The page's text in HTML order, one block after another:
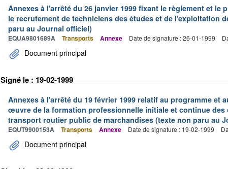
Annexes à l'arrêté du 26 janvier 1999 fixant le règlement et le
le recrutement de techniciens des études et de l'exploitation
paru au Journal officiel)
EQUA9801689A Transports Annexe Date de signature : 26-01-1999
Document principal
Signé le : 19-02-1999
Annexes à l'arrêté du 19 février 1999 relatif au programme et
œuvre de la formation professionnelle initiale et continue des
transport routier public de marchandises (texte non paru au
EQUT9900153A Transports Annexe Date de signature : 19-02-1999
Document principal